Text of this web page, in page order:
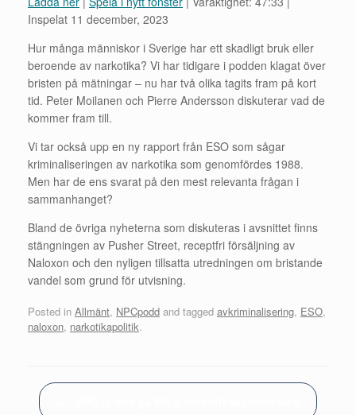
Inspelat 11 december, 2023
Hur många människor i Sverige har ett skadligt bruk eller
beroende av narkotika? Vi har tidigare i podden klagat över
bristen på mätningar – nu har två olika tagits fram på kort
tid. Peter Moilanen och Pierre Andersson diskuterar vad de
kommer fram till.
Vi tar också upp en ny rapport från ESO som sågar
kriminaliseringen av narkotika som genomfördes 1988.
Men har de ens svarat på den mest relevanta frågan i
sammanhanget?
Bland de övriga nyheterna som diskuteras i avsnittet finns
stängningen av Pusher Street, receptfri försäljning av
Naloxon och den nyligen tillsatta utredningen om bristande
vandel som grund för utvisning.
Posted in Allmänt, NPCpodd and tagged avkriminalisering, ESO,
naloxon, narkotikapolitik.
Post navigation